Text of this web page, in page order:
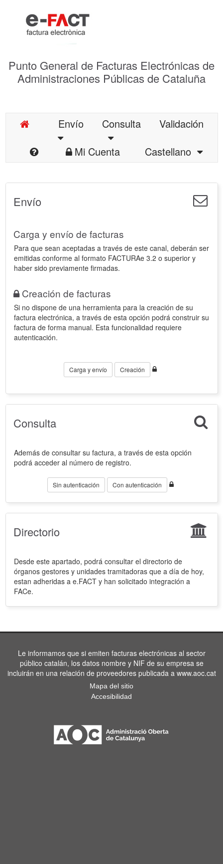
Punto General de Facturas Electrónicas de
Administraciones Públicas de Cataluña
Envío Consulta
Validación
Mi Cuenta
Castellano
Envío
Carga y envío de facturas
Para que sean aceptadas a través de este canal, deberán ser
emitidas conforme al formato FACTURAe 3.2 o superior y
haber sido previamente firmadas.
Creación de facturas
Si no dispone de una herramienta para la creación de su
factura electrónica, a través de esta opción podrá construir su
factura de forma manual. Esta funcionalidad requiere
autenticación.
Carga y envío Creación
Consulta
Además de consultar su factura, a través de esta opción
podrá acceder al número de registro.
Sin autenticación Con autenticación
Directorio
Desde este apartado, podrá consultar el directorio de
órganos gestores y unidades tramitadoras que a día de hoy,
estan adheridas a e.FACT y han solicitado integración a
FACe.
Le informamos que si emiten facturas electrónicas al sector
público catalán, los datos nombre y NIF de su empresa se
incluirán en una relación de proveedores publicada a www.aoc.cat
Mapa del sitio
Accesibilidad